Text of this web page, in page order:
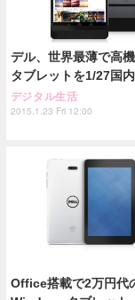
デル、世界最薄で高
タブレットを1/27国
デジタル生活
2015.1.23 Fri 12:00
Office搭載で2万円代